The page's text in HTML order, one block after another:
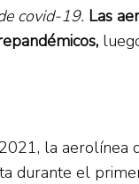
covid-19. Las
la aerolínea
durante el